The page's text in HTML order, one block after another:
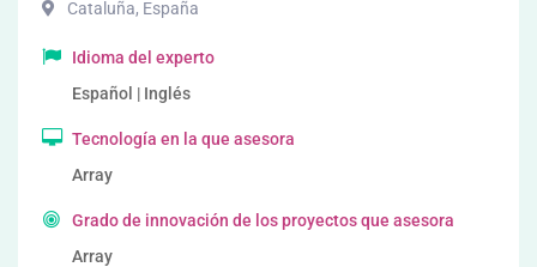
Cataluña, España
Idioma del experto
Español | Inglés
Tecnología en la que asesora
Array
Grado de innovación de los proyectos que asesora
Array